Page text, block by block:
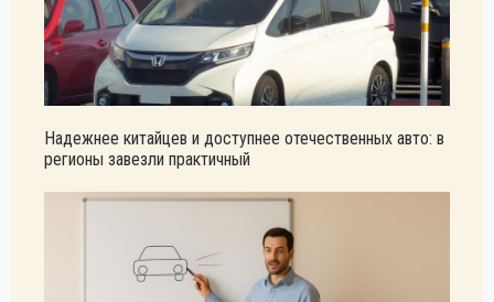
Надежнее китайцев и доступнее отечественных авто: в
регионы завезли практичный